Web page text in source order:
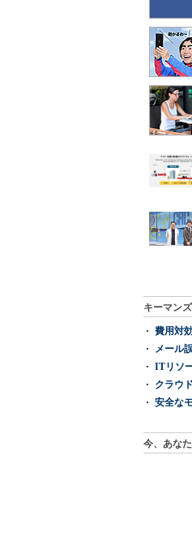
キーマン
費用対
メール
ITリソ
クラウ
安全な
今、あな